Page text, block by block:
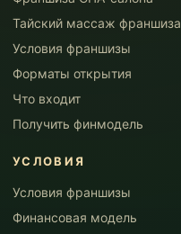
Тайский массаж франшиза
Условия франшизы
Форматы открытия
Что входит
Получить финмодель
УСЛОВИЯ
Условия франшизы
Финансовая модель